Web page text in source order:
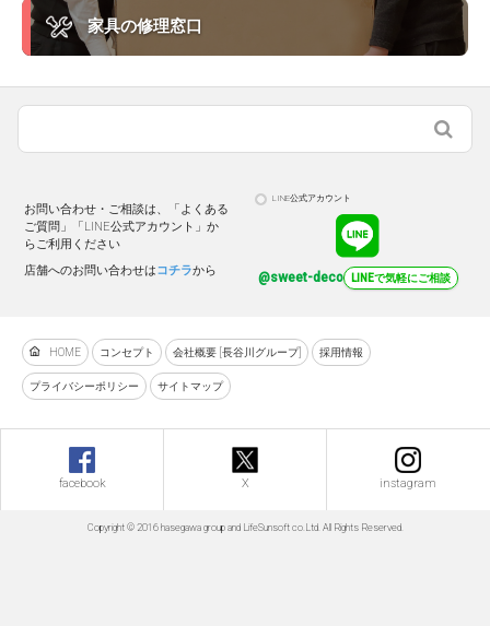
家具の修理窓口
お問い合わせ・ご相談は、「よくある
ご質問」「LINE公式アカウント」か
らご利用ください
店舗へのお問い合わせはコチラから
LINE公式アカウント
@sweet-deco LINEで気軽にご相談
HOME コンセプト 会社概要 [長谷川グループ] 採用情報
プライバシーポリシー サイトマップ
facebook X instagram
Copyright © 2016 hasegawa group and LifeSunsoft co.Ltd. All Rights Reserved.